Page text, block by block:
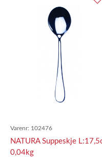
Varenr: 102476
NATURA Suppeskje
0,04kg